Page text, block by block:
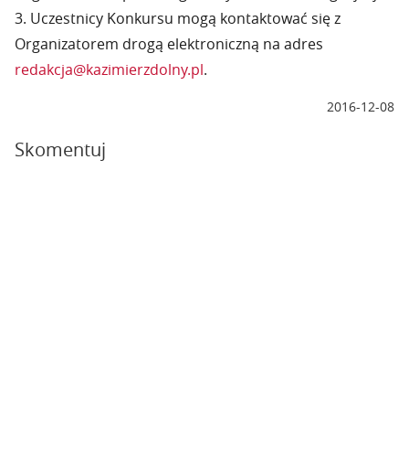
3. Uczestnicy Konkursu mogą kontaktować się z
Organizatorem drogą elektroniczną na adres
redakcja@kazimierzdolny.pl.
2016-12-08
Skomentuj